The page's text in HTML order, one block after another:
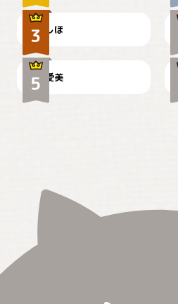
しほ
かわいい毛玉つき
爱美